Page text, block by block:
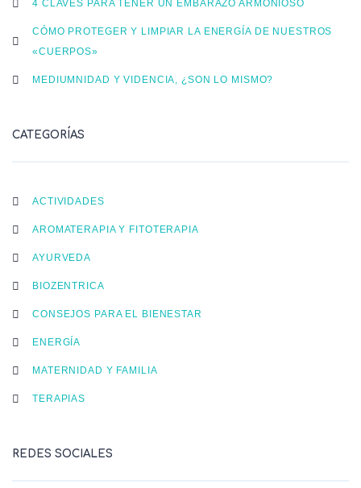
4 CLAVES PARA TENER UN EMBARAZO ARMONIOSO
CÓMO PROTEGER Y LIMPIAR LA ENERGÍA DE NUESTROS
«CUERPOS»
MEDIUMNIDAD Y VIDENCIA, ¿SON LO MISMO?
CATEGORÍAS
ACTIVIDADES
AROMATERAPIA Y FITOTERAPIA
AYURVEDA
BIOZENTRICA
CONSEJOS PARA EL BIENESTAR
ENERGÍA
MATERNIDAD Y FAMILIA
TERAPIAS
REDES SOCIALES